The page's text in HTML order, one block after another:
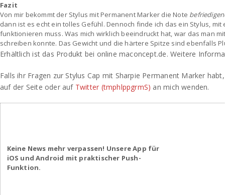
Fazit
Von mir bekommt der Stylus mit Permanent Marker die Note
dann ist es echt ein tolles Gefühl. Dennoch finde ich das ein Stylus, mit
funktionieren muss. Was mich wirklich beeindruckt hat, war das man
schreiben konnte. Das Gewicht und die härtere Spitze sind ebenfalls
Erhältlich ist das Produkt bei online maconcept.de. Weitere
Falls ihr Fragen zur Stylus Cap mit Sharpie Permanent Marker
auf der Seite oder auf Twitter (tmphlppgrmS) an mich wenden.
Keine News mehr verpassen! Unsere App für
iOS und Android mit praktischer Push-
Funktion.